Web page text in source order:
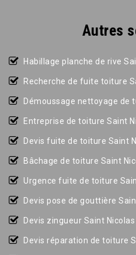
Autres
Habillage planche de rive
Recherche de fuite toiture
Démoussage nettoyage de
Entreprise de toiture Saint
Devis fuite de toiture Saint
Bâchage de toiture Saint
Urgence fuite de toiture
Devis pose de gouttière
Devis zingueur Saint
Devis réparation de toiture